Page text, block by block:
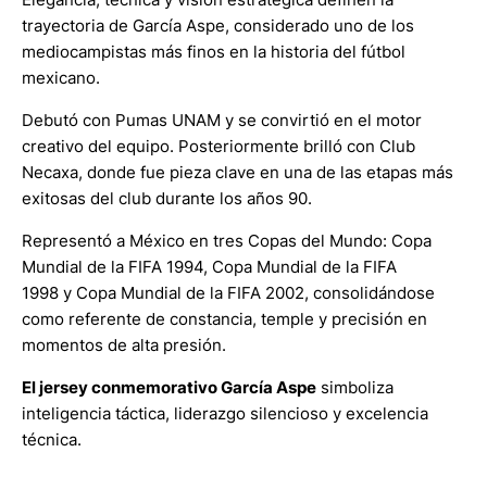
trayectoria de García Aspe, considerado uno de los
mediocampistas más finos en la historia del fútbol
mexicano.
Debutó con Pumas UNAM y se convirtió en el motor
creativo del equipo. Posteriormente brilló con Club
Necaxa, donde fue pieza clave en una de las etapas más
exitosas del club durante los años 90.
Representó a México en tres Copas del Mundo: Copa
Mundial de la FIFA 1994, Copa Mundial de la FIFA
1998 y Copa Mundial de la FIFA 2002, consolidándose
como referente de constancia, temple y precisión en
momentos de alta presión.
El jersey conmemorativo García Aspe simboliza
inteligencia táctica, liderazgo silencioso y excelencia
técnica.